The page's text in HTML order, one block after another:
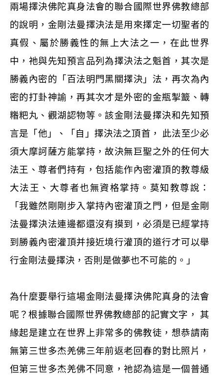
兩場擇決佛陀真身法會的聯合國際世界佛教總部
的說明，金剛法曼擇決法是用來擇定一切聖者的
真假、屬於勝義性的無上大法之一，在此世界
中，祂與先知預言品列為擇決法之魁首，其次是
勝義內密的「百法明門黑關擇決」法，再次為內
密的打卦神諭，再其次才是外密的金瓶掣籖、轉
糌粑丸、觀湖認物等。該金剛法曼擇決和先知預
言是「他」、「自」擇決法之頂首，
此法至少必
須大摩訶薩方能掌持，故決無巨聖之外的任何大
法王、尊者們持有，包括能作內密灌頂的教尊級
大法王、大尊者也無資格掌持。莫知教尊說：
「我雖然剛剛步入掌持內密灌頂之門，但是金剛
法曼擇決法連邊都還沒有摸到，必須是已經掌持
到勝義內密灌頂并接近境行灌頂的道行才可以舉
行金剛法曼擇決，否則是做夢也不可能的。」
為什麼要舉行這場金剛法曼擇決佛陀真身的法會
呢？根據聯合國際世界佛教總部的記實文字，
其
緣起是建立在世界上非常多的佛教徒，想恭請南
無第三世多杰羌佛三年前返老回春的對比照片，
但第三世多杰羌佛不同意，祂認為這是一個普通